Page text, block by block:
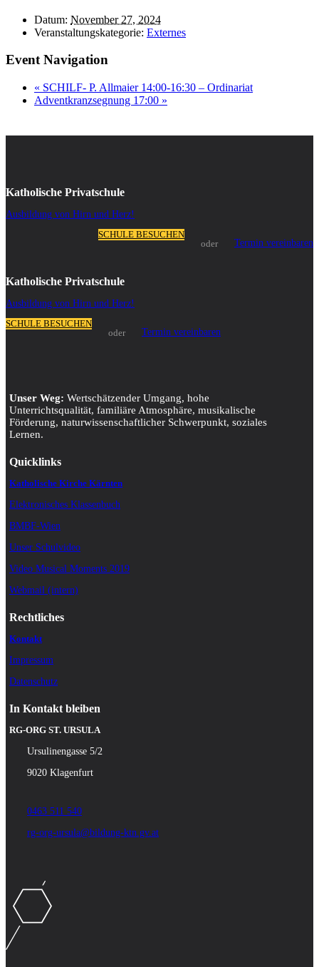
Datum: November 27, 2024
Veranstaltungskategorie: Externes
Event Navigation
« SCHILF- P. Allmaier 14:00-16:30 – Ordinariat
Adventkranzsegnung 17:00 »
Katholische Privatschule
Ausbildung von Hirn und Herz!
Termin vereinbaren
oder
SCHULE BESUCHEN
Katholische Privatschule
Ausbildung von Hirn und Herz!
SCHULE BESUCHEN
oder
Termin vereinbaren
Unser Weg: Wertschätzender Umgang, hohe
Unterrichtsqualität, familiäre Atmosphäre, musikalische
Förderung, naturwissenschaftlicher Schwerpunkt, soziales
Lernen.
Quicklinks
Katholische Kirche Kärnten
Elektronisches Klassenbuch
BMBF-Wien
Unser Schulvideo
Video Musical Moments 2019
Webmail (intern)
Rechtliches
Kontakt
Impressum
Datenschutz
In Kontakt bleiben
RG-ORG ST. URSULA
Ursulinengasse 5/2
9020 Klagenfurt
0463 511 540
rg-org-ursula@bildung-ktn.gv.at